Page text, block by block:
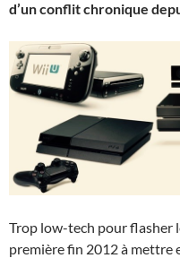
d’un conflit chronique
Trop low-tech pour flasher
première fin 2012 à mettre